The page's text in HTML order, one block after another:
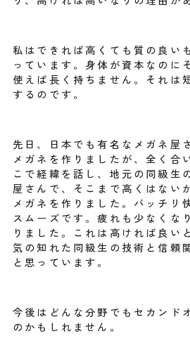
私はできれば高くても質の良い
っています。身体が資本なのに
使えば長く持ちません。それは
するのです。
先日、日本でも有名なメガネ屋
メガネを作りましたが、全く合
こで経緯を話し、地元の同級生
屋さんで、そこまで高くはない
メガネを作りました。バッチリ
スムーズです。疲れも少なくな
りました。これは高ければ良い
気の知れた同級生の技術と信頼
と思っています。
今後はどんな分野でもセカンド
のかもしれません。